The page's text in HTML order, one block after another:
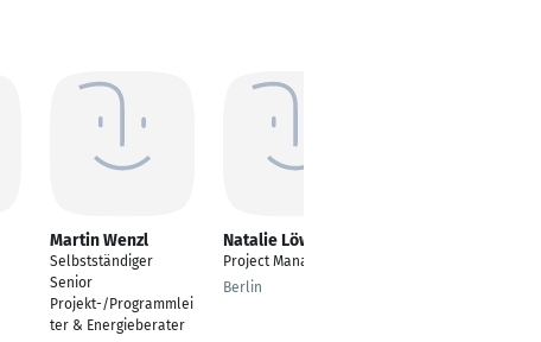
Martin Wenzl
Selbstständiger
Senior
Projekt-/Programmlei
ter & Energieberater
Natalie Löwen
Project Manager
Berlin